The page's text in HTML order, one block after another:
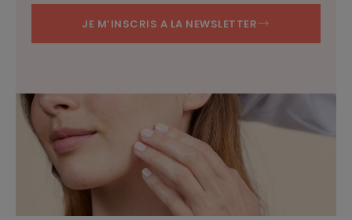
JE M’INSCRIS A LA NEWSLETTER